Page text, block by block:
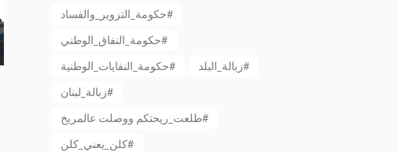
حكومة_التزوير_والفساد#
حكومة_النفاق_الوطني#
حكومة_النفايات_الوطنية#
زبالة_البلد#
زبالة_لبنان#
طلعت_ريحتكم ووصلت عالمريخ#
كلن_يعني_كلن#